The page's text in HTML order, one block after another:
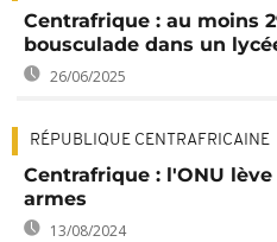
Centrafrique : au moins
bousculade dans un
26/06/2025
RÉPUBLIQUE CENTRAFRICAINE
Centrafrique : l'ONU
armes
13/08/2024